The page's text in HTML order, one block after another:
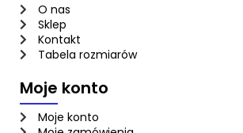
O nas
Sklep
Kontakt
Tabela rozmiarów
Moje konto
Moje konto